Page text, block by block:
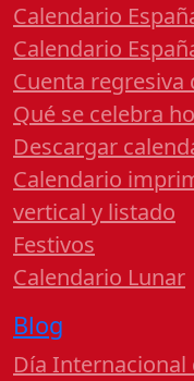
Calendario
Calendario
Cuenta regresiva
Qué se celebra
Descargar
Calendario
vertical y listado
Festivos
Calendario Lunar
Blog
Día Internacional